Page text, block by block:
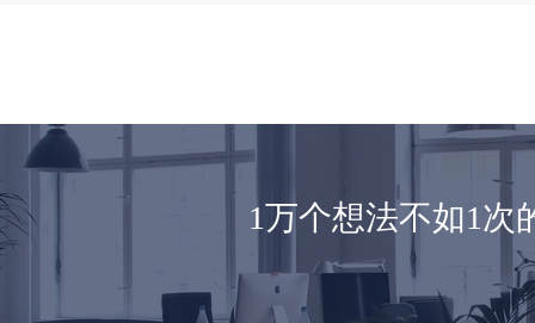
1万个想法不如1次